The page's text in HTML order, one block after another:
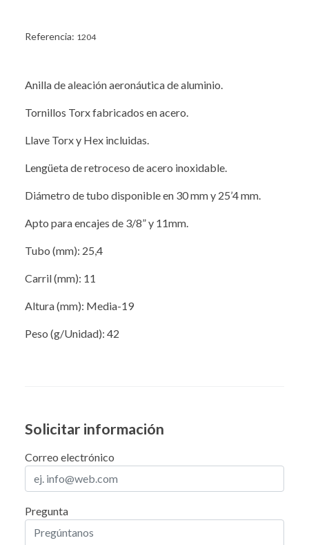
Referencia: 1204
Anilla de aleación aeronáutica de aluminio.
Tornillos Torx fabricados en acero.
Llave Torx y Hex incluidas.
Lengüeta de retroceso de acero inoxidable.
Diámetro de tubo disponible en 30 mm y 25’4 mm.
Apto para encajes de 3/8” y 11mm.
Tubo (mm): 25,4
Carril (mm): 11
Altura (mm): Media-19
Peso (g/Unidad): 42
Solicitar información
Correo electrónico
Pregunta